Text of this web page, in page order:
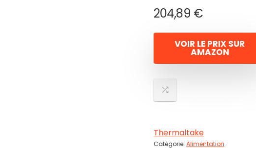
204,89 €
VOIR LE PRIX SUR
AMAZON
Thermaltake
Catégorie: Alimentation